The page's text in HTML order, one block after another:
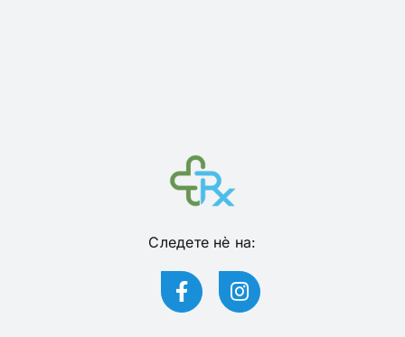
Следете нѐ на: